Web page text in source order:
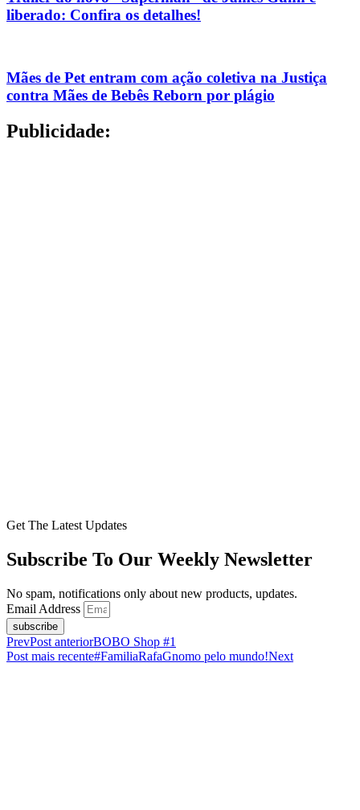
liberado: Confira os detalhes!
Mães de Pet entram com ação coletiva na Justiça
contra Mães de Bebês Reborn por plágio
Publicidade:
Get The Latest Updates
Subscribe To Our Weekly Newsletter
No spam, notifications only about new products, updates.
Email Address
subscribe
PrevPost anteriorBOBO Shop #1
Post mais recente#FamiliaRafaGnomo pelo mundo!Next